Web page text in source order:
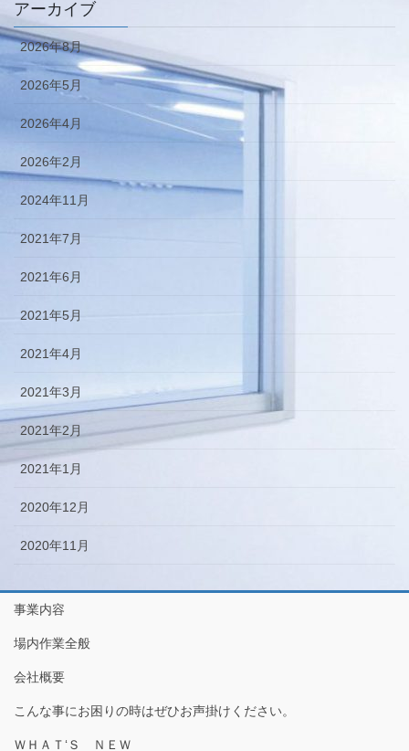
アーカイブ
2026年8月
2026年5月
2026年4月
2026年2月
2024年11月
2021年7月
2021年6月
2021年5月
2021年4月
2021年3月
2021年2月
2021年1月
2020年12月
2020年11月
事業内容
場内作業全般
会社概要
こんな事にお困りの時はぜひお声掛けください。
ＷＨＡＴ‘Ｓ ＮＥＷ